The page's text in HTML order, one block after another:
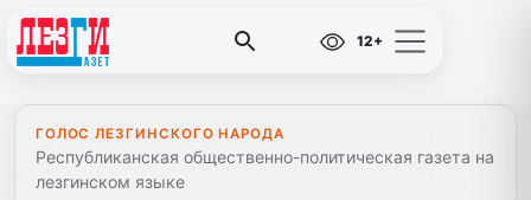
12+
ГОЛОС ЛЕЗГИНСКОГО НАРОДА
Республиканская общественно-политическая газета на
лезгинском языке